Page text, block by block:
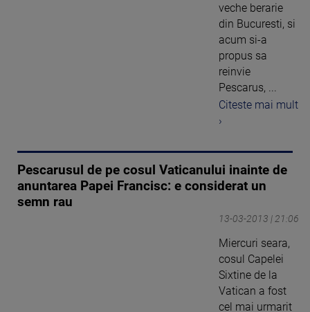
veche berarie
din Bucuresti, si
acum si-a
propus sa
reinvie
Pescarus, ...
Citeste mai mult
›
Pescarusul de pe cosul Vaticanului inainte de
anuntarea Papei Francisc: e considerat un
semn rau
13-03-2013 | 21:06
Miercuri seara,
cosul Capelei
Sixtine de la
Vatican a fost
cel mai urmarit